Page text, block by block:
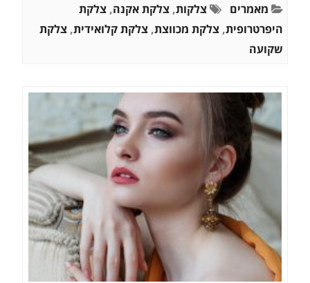
מאמרים צלקות, צלקת אקנה, צלקת
היפרטרופית, צלקת מכווצת, צלקת קלואידית, צלקת
שקועה